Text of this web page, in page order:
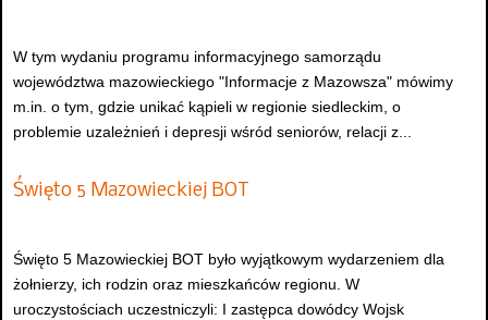
W tym wydaniu programu informacyjnego samorządu
województwa mazowieckiego "Informacje z Mazowsza" mówimy
m.in. o tym, gdzie unikać kąpieli w regionie siedleckim, o
problemie uzależnień i depresji wśród seniorów, relacji z...
Święto 5 Mazowieckiej BOT
Święto 5 Mazowieckiej BOT było wyjątkowym wydarzeniem dla
żołnierzy, ich rodzin oraz mieszkańców regionu. W
uroczystościach uczestniczyli: I zastępca dowódcy Wojsk